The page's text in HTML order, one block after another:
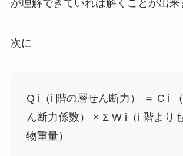
が理解できていれば解くことが出来
次に
Q i（i 階の層せん断力） ＝ C i
ん断力係数）
× Σ W i（i 階より
物重量）